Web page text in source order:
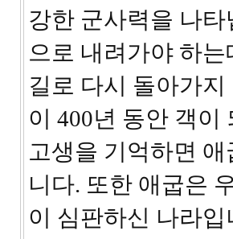
강한 군사력을 나
으로 내려가야 하
길로 다시 돌아가
이 400년 동안 객
고생을 기억하면
니다. 또한 애굽은
이 심판하신 나라